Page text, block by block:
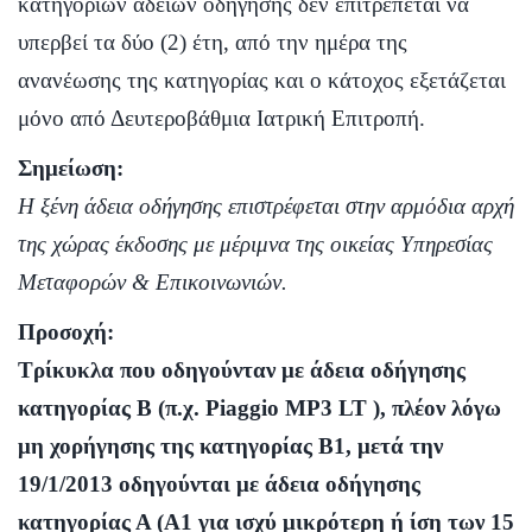
υπερβεί τα δύο (2) έτη, από την ημέρα της
ανανέωσης της κατηγορίας και ο κάτοχος εξετάζεται
μόνο από Δευτεροβάθμια Ιατρική Επιτροπή.
Σημείωση:
Η ξένη άδεια οδήγησης επιστρέφεται στην αρμόδια αρχή
της χώρας έκδοσης με μέριμνα της οικείας Υπηρεσίας
Μεταφορών & Επικοινωνιών.
Προσοχή:
Τρίκυκλα που οδηγούνταν με άδεια οδήγησης
κατηγορίας Β (π.χ. Piaggio MP3 LT ), πλέον λόγω
μη χορήγησης της κατηγορίας Β1, μετά την
19/1/2013 οδηγούνται με άδεια οδήγησης
κατηγορίας Α (Α1 για ισχύ μικρότερη ή ίση των 15